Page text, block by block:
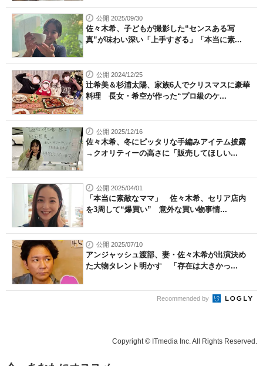
公開 2025/09/30
佐々木希、子どもが撮影した“センスある写
真”が味わい深い「上手すぎる」「本当に素...
公開 2024/12/25
辻希美＆杉浦太陽、家族6人でクリスマスに豪華
料理 長女・希空が作った“プロ級のケ...
公開 2025/12/16
佐々木希、冬にピッタリな手編みアイテム披露
→クオリティーの高さに「販売してほしい...
公開 2025/04/01
「本当に素敵なママ」 佐々木希、セリア店内
を3周して“爆買い” 意外な買い物事情...
公開 2025/07/10
アンジャッシュ渡部、妻・佐々木希が出演決め
た大物タレント明かす 「存在は大きかっ...
Recommended by
Copyright © ITmedia Inc. All Rights Reserved.